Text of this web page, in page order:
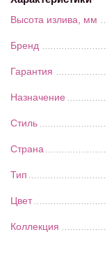
Высота излива, мм
Бренд
Гарантия
Назначение
Стиль
Страна
Тип
Цвет
Коллекция